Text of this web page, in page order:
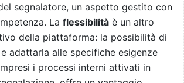
segnalatore, un aspetto gestito con
La flessibilità è un altro
della piattaforma: la possibilità di
adattarla alle specifiche esigenze
i processi interni attivati in